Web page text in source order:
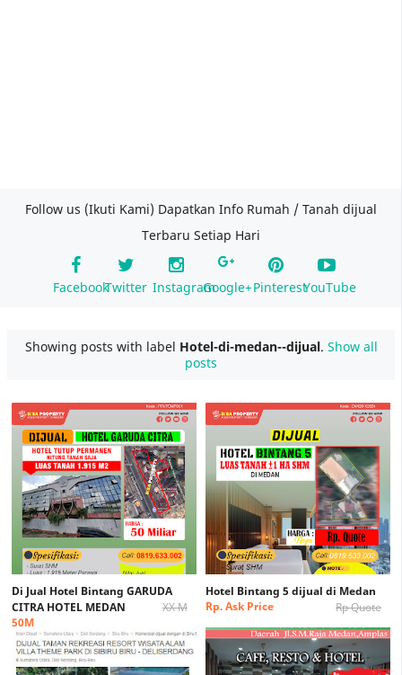
Follow us (Ikuti Kami) Dapatkan Info Rumah / Tanah dijual
Terbaru Setiap Hari
FacebookTwitter InstagramGoogle+PinterestYouTube
Showing posts with label Hotel-di-medan--dijual. Show all
posts
Di Jual Hotel Bintang GARUDA
CITRA HOTEL MEDAN
XX M
50M
Hotel Bintang 5 dijual di Medan
Rp Quote
Rp. Ask Price